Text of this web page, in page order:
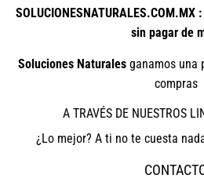
sin pagar de
Soluciones Naturales ganamos una
compras
A TRAVÉS DE NUESTROS
¿Lo mejor? A ti no te cuesta